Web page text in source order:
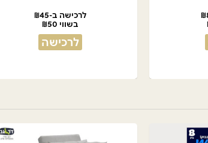
לרכישה ב-₪45
בשווי ₪50
לרכישה